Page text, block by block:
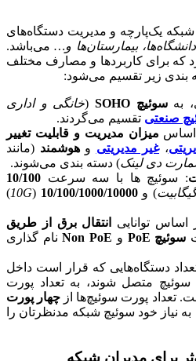
شبکه یک‌پارچه و مدیریت دستگاه‌های
بیمارستان‌ها و… می‌باشد.
که برای کاربرد‌ها و مصارف مختلف
بندی زیر تقسیم می‌شود:
بهسوئیچ SOHO (خانگی و اداری
صنعتی تقسیم می‌گردند.
اساس میزان مدیریت و قابلیت تغییر
،غیر مدیریتی وهوشمند (مانند
دی لینک) دسته بندی می‌شوند.
: سوئیچ ها با سه سرعت 10/100
) و10/100/1000/10000
(
10G
)
اساس توانایی
انتقال برق از طریق
سوئیچ PoE و Non PoEنام گذاری
دستگاه‌هایی که قرار است داخل
سوئیچ متصل شوند، به تعداد پورت
تعداد پورت سوئیچ‌ها از چهار پورت
به نیاز خود سوئیچ شبکه مدنظرتان را